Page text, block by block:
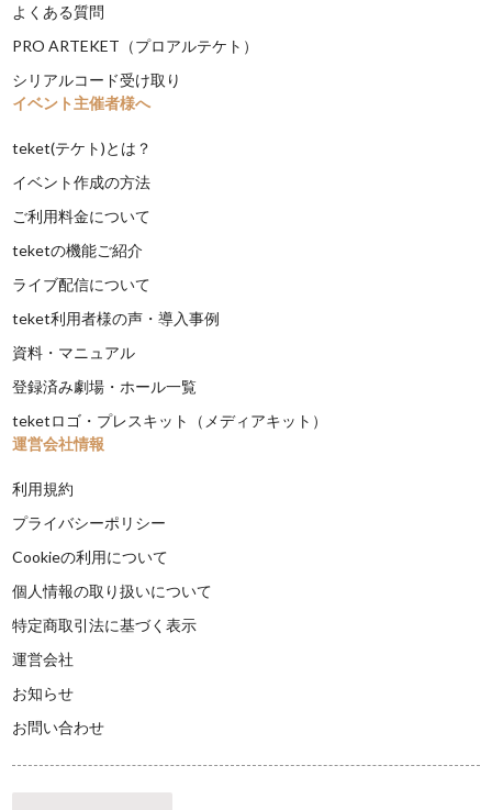
よくある質問
PRO ARTEKET（プロアルテケト）
シリアルコード受け取り
イベント主催者様へ
teket(テケト)とは？
イベント作成の方法
ご利用料金について
teketの機能ご紹介
ライブ配信について
teket利用者様の声・導入事例
資料・マニュアル
登録済み劇場・ホール一覧
teketロゴ・プレスキット（メディアキット）
運営会社情報
利用規約
プライバシーポリシー
Cookieの利用について
個人情報の取り扱いについて
特定商取引法に基づく表示
運営会社
お知らせ
お問い合わせ